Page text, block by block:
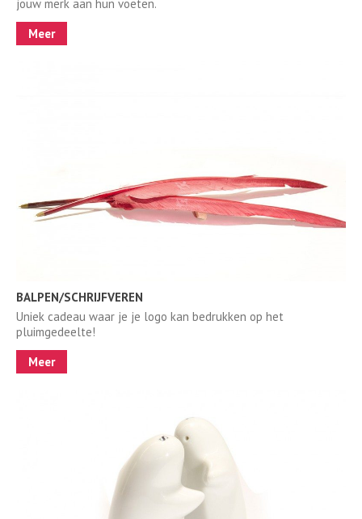
jouw merk aan hun voeten.
Meer
BALPEN/SCHRIJFVEREN
Uniek cadeau waar je je logo kan bedrukken op het
pluimgedeelte!
Meer